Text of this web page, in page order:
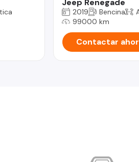
Jeep Renegade
2019 Bencina
99000 km
Contactar